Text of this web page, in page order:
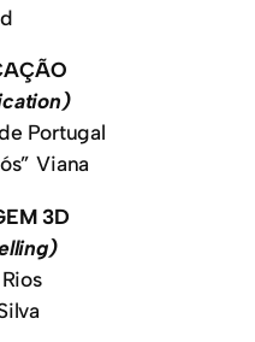
Portugal
Viana
3D